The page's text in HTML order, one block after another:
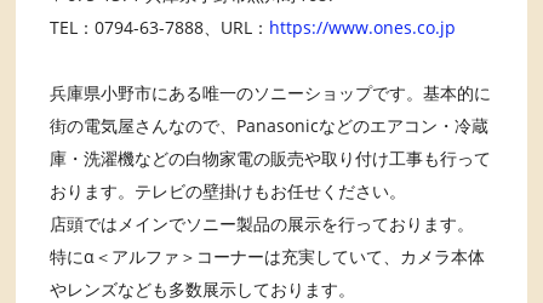
TEL：0794-63-7888、URL： https://www.ones.co.jp
兵庫県小野市にある唯一のソニーショップです。基本的に
街の電気屋さんなので、Panasonicなどのエアコン・冷蔵
庫・洗濯機などの白物家電の販売や取り付け工事も行って
おります。テレビの壁掛けもお任せください。
店頭ではメインでソニー製品の展示を行っております。
特にα＜アルファ＞コーナーは充実していて、カメラ本体
やレンズなども多数展示しております。